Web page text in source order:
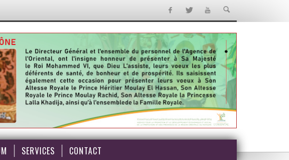
SERVICES CONTACT